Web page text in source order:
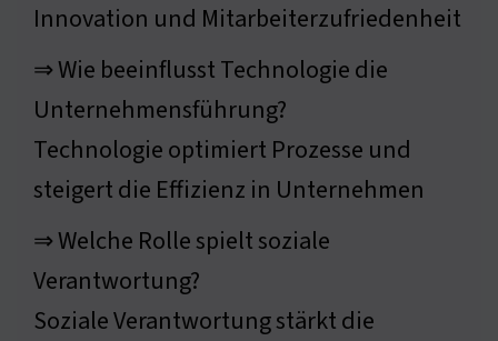
Innovation und Mitarbeiterzufriedenheit
⇒ Wie beeinflusst Technologie die
Unternehmensführung?
Technologie optimiert Prozesse und
steigert die Effizienz in Unternehmen
⇒ Welche Rolle spielt soziale
Verantwortung?
Soziale Verantwortung stärkt die